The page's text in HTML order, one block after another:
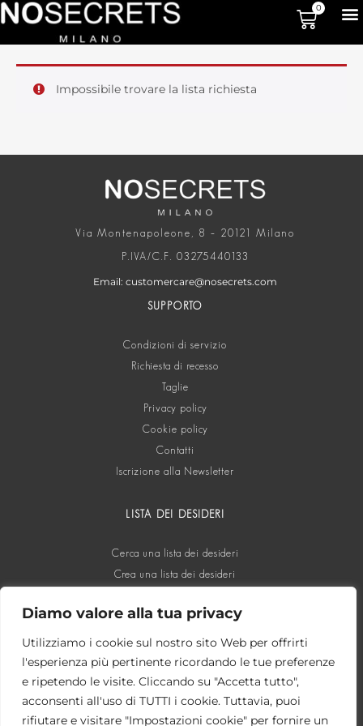
Diamo valore alla tua privacy
Utilizziamo i cookie sul nostro sito Web per offrirti
l'esperienza più pertinente ricordando le tue preferenze
e ripetendo le visite. Cliccando su "Accetta tutto",
acconsenti all'uso di TUTTI i cookie. Tuttavia, puoi
rifiutare e visitare "Impostazioni cookie" per fornire un
0
Impossibile trovare la lista richiesta
Via Montenapoleone, 8 – 20121 Milano
P.IVA/C.F. 03275440133
Email: customercare@nosecrets.com
SUPPORTO
Condizioni di servizio
Richiesta di recesso
Taglie
Privacy policy
Cookie policy
Contatti
Iscrizione alla Newsletter
LISTA DEI DESIDERI
Cerca una lista dei desideri
Crea una lista dei desideri
SOCIAL